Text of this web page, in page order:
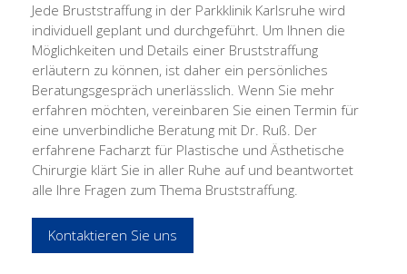
Jede Bruststraffung in der Parkklinik Karlsruhe wird
individuell geplant und durchgeführt. Um Ihnen die
Möglichkeiten und Details einer Bruststraffung
erläutern zu können, ist daher ein persönliches
Beratungsgespräch unerlässlich. Wenn Sie mehr
erfahren möchten, vereinbaren Sie einen Termin für
eine unverbindliche Beratung mit Dr. Ruß. Der
erfahrene Facharzt für Plastische und Ästhetische
Chirurgie klärt Sie in aller Ruhe auf und beantwortet
alle Ihre Fragen zum Thema Bruststraffung.
Kontaktieren Sie uns